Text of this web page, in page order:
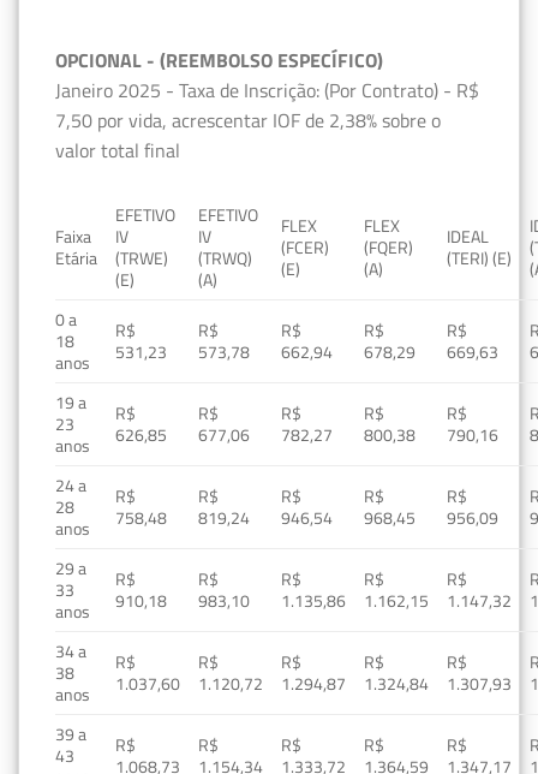
OPCIONAL - (REEMBOLSO ESPECÍFICO)
Janeiro 2025 - Taxa de Inscrição: (Por Contrato) - R$
7,50 por vida, acrescentar IOF de 2,38% sobre o
valor total final
Faixa
Etária
EFETIVO
IV
(TRWE)
(E)
EFETIVO
IV
(TRWQ)
(A)
FLEX
(FCER)
(E)
FLEX
(FQER)
(A)
IDEAL
(TERI) (E)
0 a
18
anos
R$
531,23
R$
573,78
R$
662,94
R$
678,29
R$
669,63
19 a
23
anos
R$
626,85
R$
677,06
R$
782,27
R$
800,38
R$
790,16
24 a
28
anos
R$
758,48
R$
819,24
R$
946,54
R$
968,45
R$
956,09
29 a
33
anos
R$
910,18
R$
983,10
R$
1.135,86
R$
1.162,15
R$
1.147,32
34 a
38
anos
R$
1.037,60
R$
1.120,72
R$
1.294,87
R$
1.324,84
R$
1.307,93
39 a
43
R$
1.068,73
R$
1.154,34
R$
1.333,72
R$
1.364,59
R$
1.347,17